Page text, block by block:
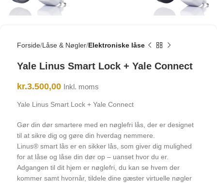
Forside Låse & Nøgler Elektroniske låse
Yale Linus Smart Lock + Yale Connect
kr.3.500,00 Inkl. moms
Yale Linus Smart Lock + Yale Connect
Gør din dør smartere med en nøglefri lås, der er designet
til at sikre dig og gøre din hverdag nemmere.
Linus® smart lås er en sikker lås, som giver dig mulighed
for at låse og låse din dør op – uanset hvor du er.
Adgangen til dit hjem er nøglefri, du kan se hvem der
kommer samt hvornår, tildele dine gæster virtuelle nøgler